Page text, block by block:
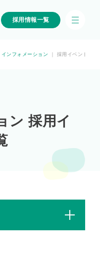
採用情報一覧
インフォメーション 採用イベント
ン 採用イ